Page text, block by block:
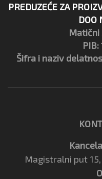
PREDUZEĆE ZA
DOO
Matični
PIB:
Šifra i naziv
Magistralni put